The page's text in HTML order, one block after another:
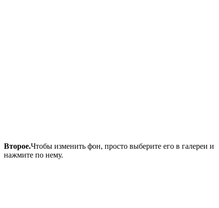
Второе.Чтобы изменить фон, просто выберите его в галереи и
нажмите по нему.